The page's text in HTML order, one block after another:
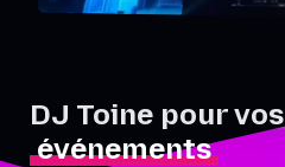
DJ Toine pour vos
événements